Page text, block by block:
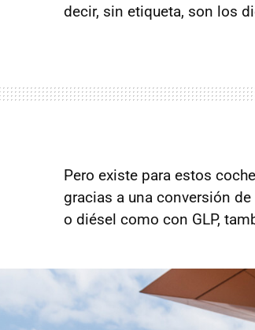
decir, sin etiqueta, son los
Pero existe para estos
gracias a una conversión
o diésel como con GLP,